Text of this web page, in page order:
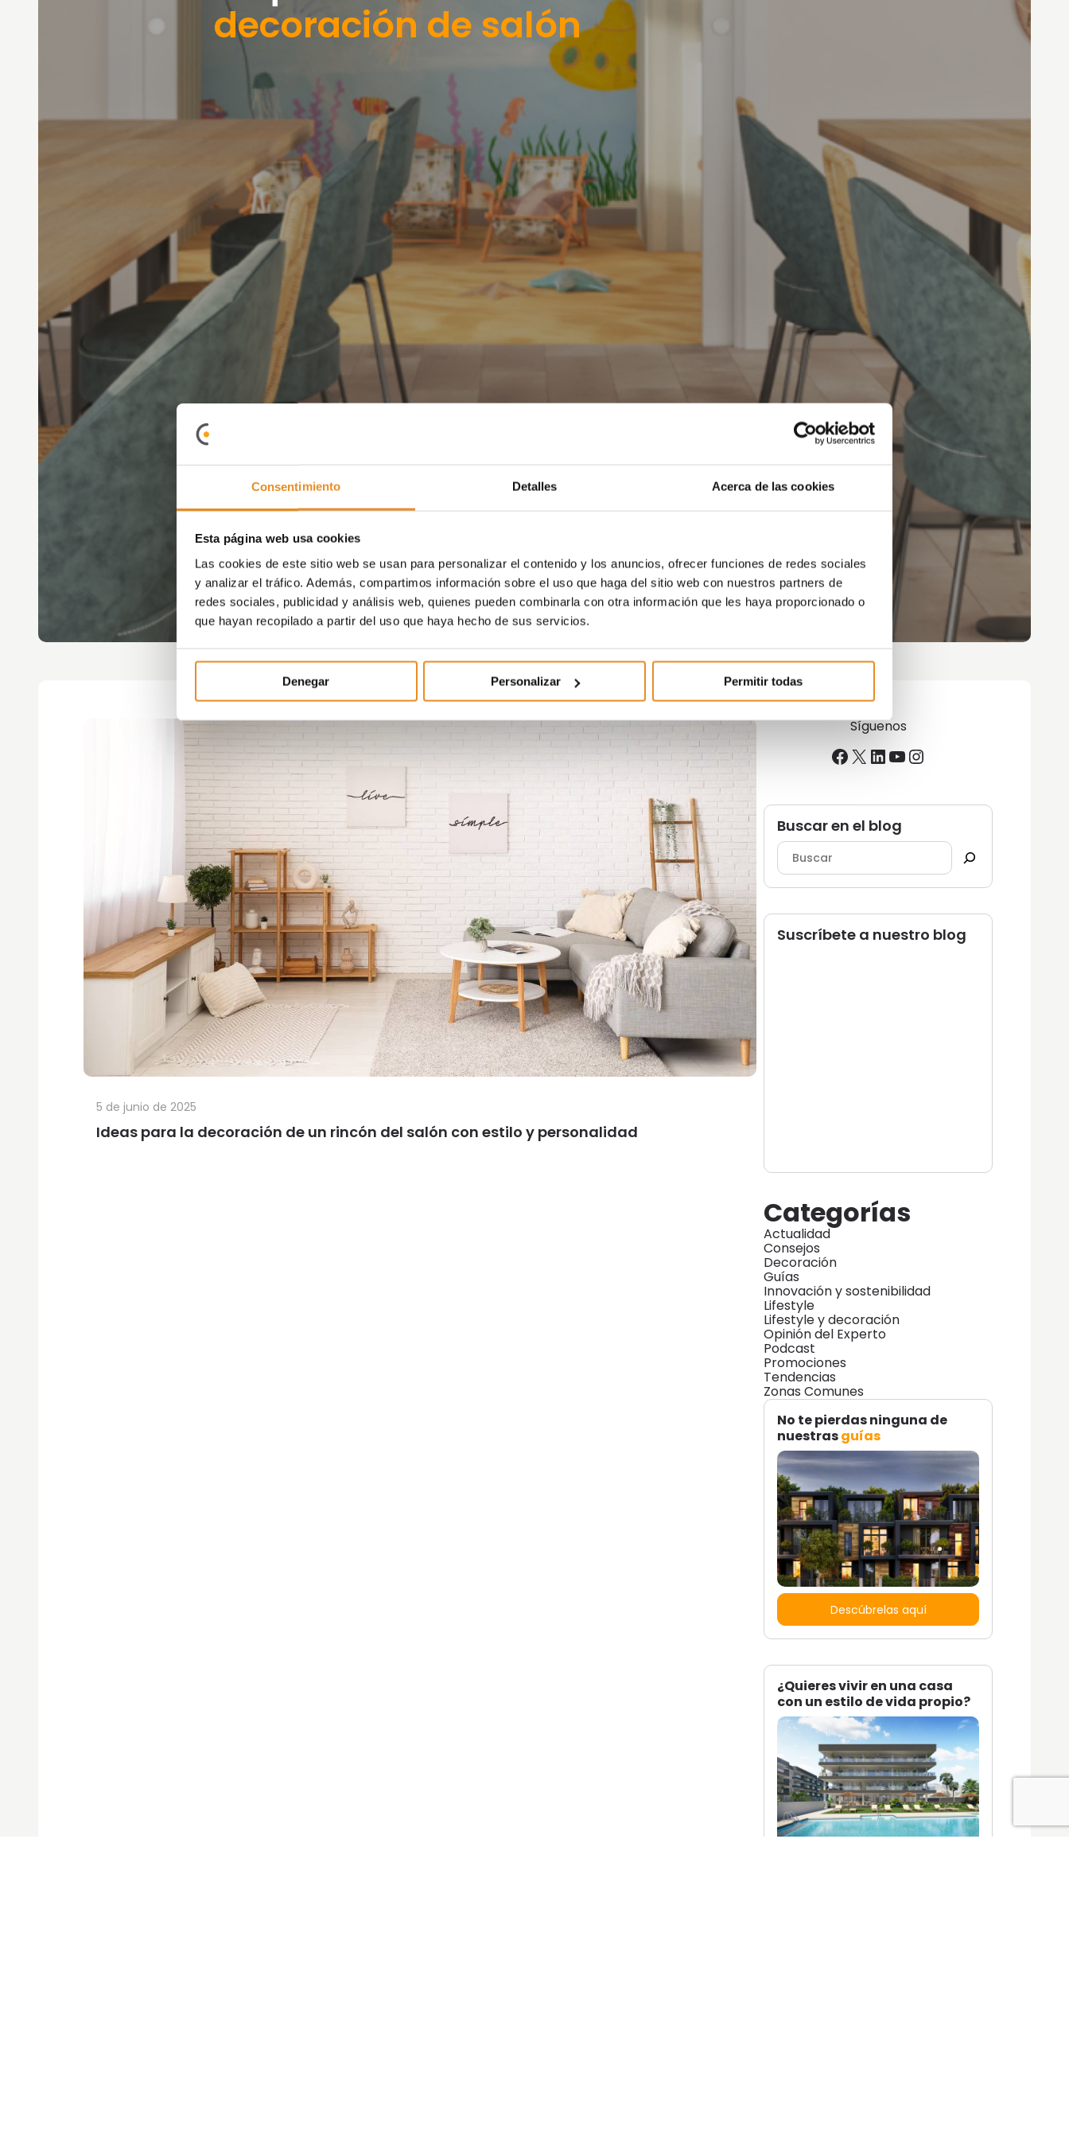
Consentimiento Detalles Acerca de las cookies
Esta página web usa cookies
Las cookies de este sitio web se usan para personalizar el contenido y los anuncios, ofrecer funciones de redes sociales
y analizar el tráfico. Además, compartimos información sobre el uso que haga del sitio web con nuestros partners de
redes sociales, publicidad y análisis web, quienes pueden combinarla con otra información que les haya proporcionado o
que hayan recopilado a partir del uso que haya hecho de sus servicios.
Denegar Personalizar Permitir todas
decoración de salón
Ideas para la decoración de un rincón del salón con estilo y personalidad
5 de junio de 2025
Síguenos
Facebook
X LinkedIn
YouTube
Instagram
Buscar en el blog
Suscríbete a nuestro blog
Categorías
Actualidad
Consejos
Decoración
Guías
Innovación y sostenibilidad
Lifestyle
Lifestyle y decoración
Opinión del Experto
Podcast
Promociones
Tendencias
Zonas Comunes
No te pierdas ninguna de
nuestrasguías
Descúbrelas aquí
¿Quieres vivir en una casa
con un estilo de vida propio?